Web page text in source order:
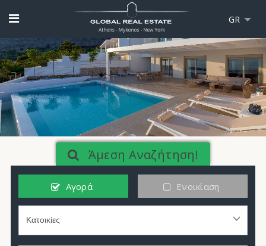
GR
Άμεση Αναζήτηση!
Αγορά Ενοικίαση